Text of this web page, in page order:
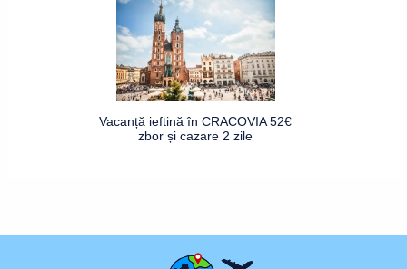
Vacanță ieftină în CRACOVIA 52€
zbor și cazare 2 zile